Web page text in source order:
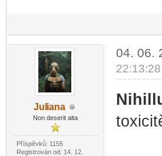
Juliana
Non deserit alta
Příspěvků: 1155
Registrován od: 14. 12.
04. 06.